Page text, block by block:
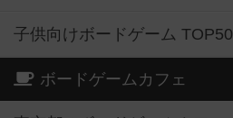
子供向けボードゲーム TOP50
ボードゲームカフェ